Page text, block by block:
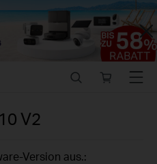
Close
store
Menu
V2
Version aus.: